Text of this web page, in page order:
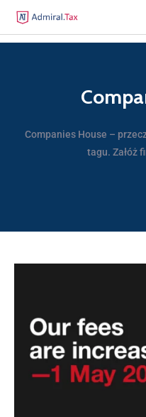
Companies House –
tagu. Załóż